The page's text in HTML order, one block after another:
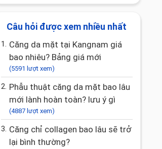
Câu hỏi được xem nhiều nhất
1. Căng da mặt tại Kangnam giá
bao nhiêu? Bảng giá mới
(5591 lượt xem)
2. Phẫu thuật căng da mặt bao lâu
mới lành hoàn toàn? lưu ý gì
(4887 lượt xem)
3. Căng chỉ collagen bao lâu sẽ trở
lại bình thường?